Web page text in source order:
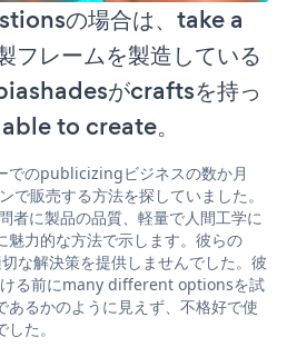
の場合は、take a
レームを製造している
がcraftsを持っ
to create。
でのpublicizingビジネスの数か月
販売する方法を探していました。
に製品の品質、軽量で人間工学に
魅力的な方法で示します。彼らの
な解決策を提供しませんでした。彼
る前にmany different optionsを試
あるかのように見えず、不格好で使
た。